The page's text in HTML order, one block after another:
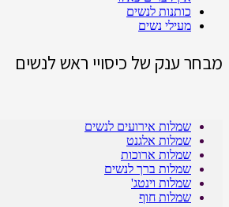
כותנות לנשים
מעילי נשים
מבחר ענק של כיסויי ראש לנשים
שמלות אירועים לנשים
שמלות אלגנט
שמלות ארוכות
שמלות ברך לנשים
שמלות וינטג'
שמלות חוף